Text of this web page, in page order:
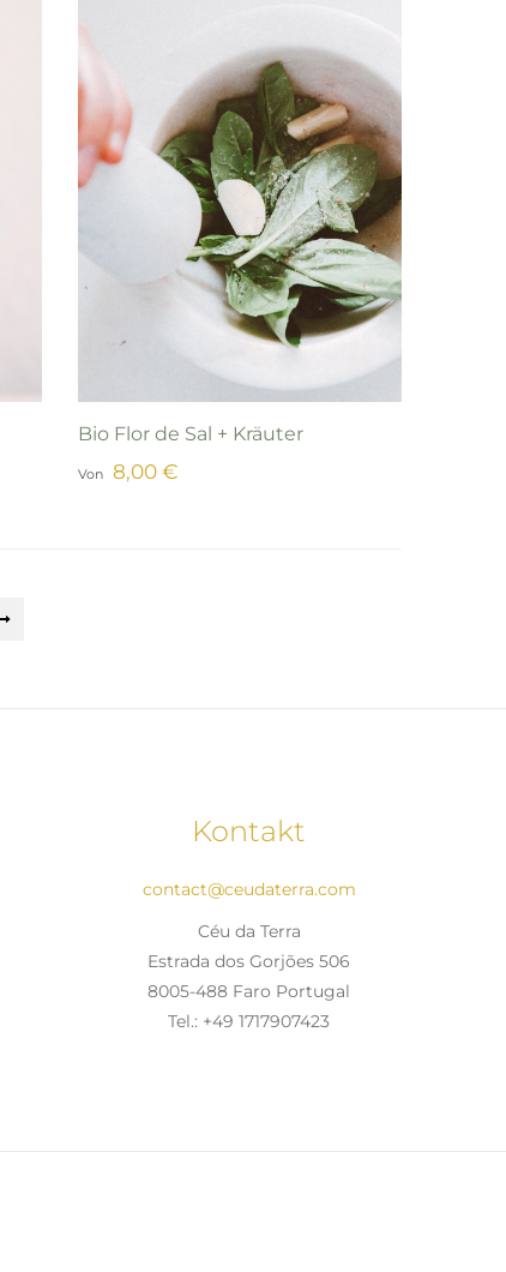
Bio Flor de Sal + Kräuter
Von 8,00 €
Kontakt
contact@ceudaterra.com
Céu da Terra
Estrada dos Gorjões 506
8005-488 Faro Portugal
Tel.: +49 1717907423